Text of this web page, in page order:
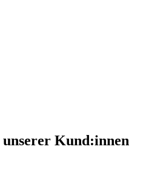
Kund:innen